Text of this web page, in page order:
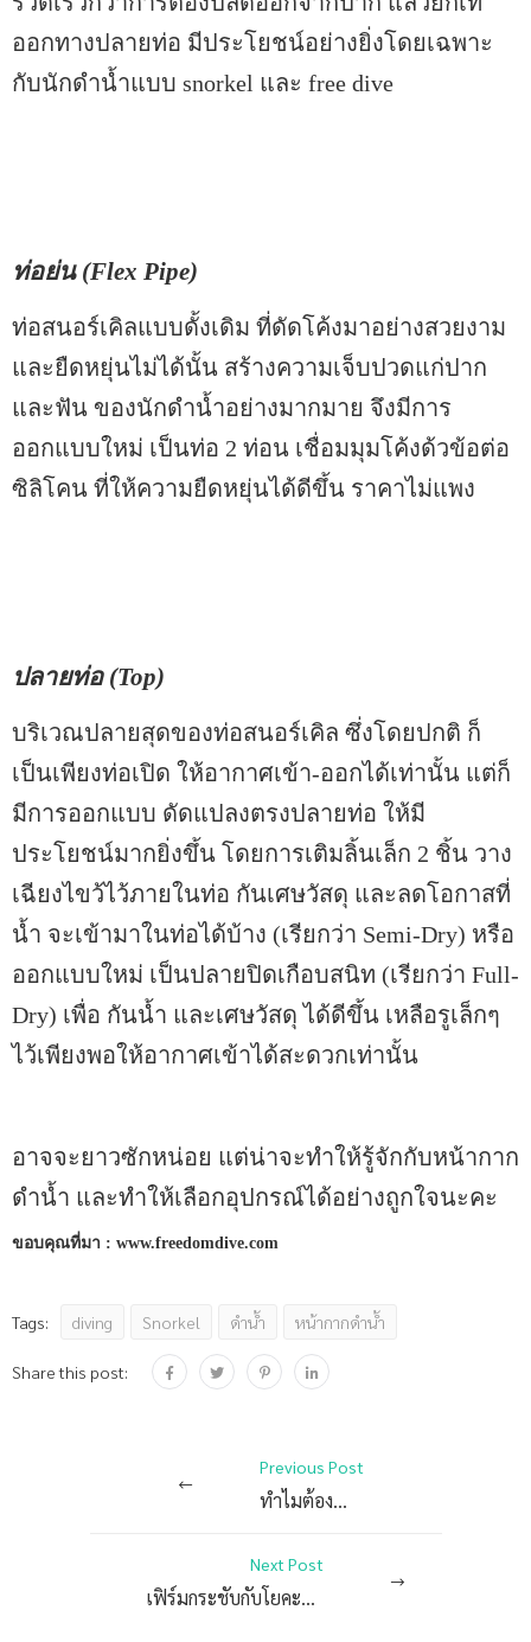
ออกทางปลายท่อ มีประโยชน์อย่างยิ่งโดยเฉพาะ
กับนักดำน้ำแบบ snorkel และ free dive
ท่อย่น (Flex Pipe)
ท่อสนอร์เคิลแบบดั้งเดิม ที่ดัดโค้งมาอย่างสวยงาม
และยืดหยุ่นไม่ได้นั้น สร้างความเจ็บปวดแก่ปาก
และฟัน ของนักดำน้ำอย่างมากมาย จึงมีการ
ออกแบบใหม่ เป็นท่อ 2 ท่อน เชื่อมมุมโค้งด้วข้อต่อ
ซิลิโคน ที่ให้ความยืดหยุ่นได้ดีขึ้น ราคาไม่แพง
ปลายท่อ (Top)
บริเวณปลายสุดของท่อสนอร์เคิล ซึ่งโดยปกติ ก็
เป็นเพียงท่อเปิด ให้อากาศเข้า-ออกได้เท่านั้น แต่ก็
มีการออกแบบ ดัดแปลงตรงปลายท่อ ให้มี
ประโยชน์มากยิ่งขึ้น โดยการเติมลิ้นเล็ก 2 ชิ้น วาง
เฉียงไขว้ไว้ภายในท่อ กันเศษวัสดุ และลดโอกาสที่
น้ำ จะเข้ามาในท่อได้บ้าง (เรียกว่า Semi-Dry) หรือ
ออกแบบใหม่ เป็นปลายปิดเกือบสนิท (เรียกว่า Full-
Dry) เพื่อ กันน้ำ และเศษวัสดุ ได้ดีขึ้น เหลือรูเล็กๆ
ไว้เพียงพอให้อากาศเข้าได้สะดวกเท่านั้น
อาจจะยาวซักหน่อย แต่น่าจะทำให้รู้จักกับหน้ากาก
ดำน้ำ และทำให้เลือกอุปกรณ์ได้อย่างถูกใจนะคะ
ขอบคุณที่มา : www.freedomdive.com
Tags: diving Snorkel ดำน้ำ หน้ากากดำน้ำ
Share this post:
Previous Post
ทำไมต้องดื่มน้ำ
Next Post
เฟิร์มกระชับกับโยคะโรลเลอร์